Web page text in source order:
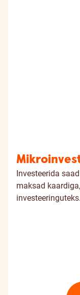
Investeerida
maksad
investeeringuteks.